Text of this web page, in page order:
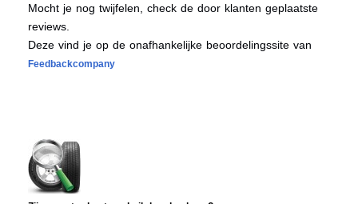
Mocht je nog twijfelen, check de door klanten geplaatste
reviews.
Deze vind je op de onafhankelijke beoordelingssite van
Feedbackcompany